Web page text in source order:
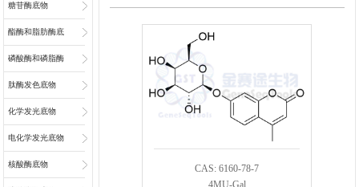
糖苷酶底物
酯酶和脂肪酶底
物
磷酸酶和磷脂酶
底物
肽酶发色底物
化学发光底物
电化学发光底物
核酸酶底物
CAS: 6160-78-7
4MU-Gal